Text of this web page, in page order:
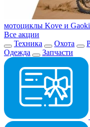
мотоциклы Kove и
Все акции
Техника
Охота
Одежда
Запчасти